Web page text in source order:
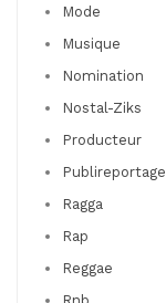
Mode
Musique
Nomination
Nostal-Ziks
Producteur
Publireportage
Ragga
Rap
Reggae